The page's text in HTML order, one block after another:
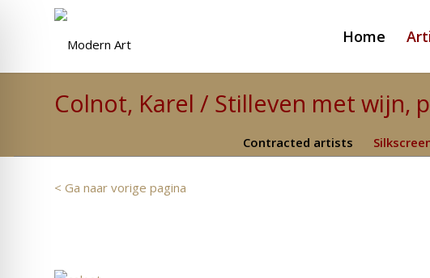
Home
Colnot, Karel / Stilleven met wijn,
Contracted artists
< Ga naar vorige pagina